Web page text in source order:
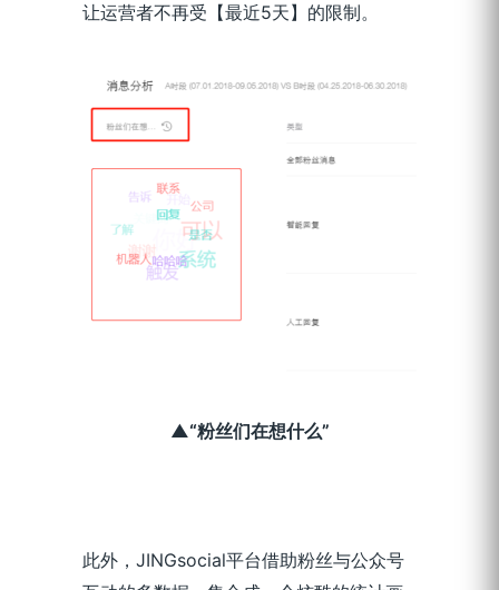
让运营者不再受【最近5天】的限制。
▲“粉丝们在想什么”
此外，JINGsocial平台借助粉丝与公众号